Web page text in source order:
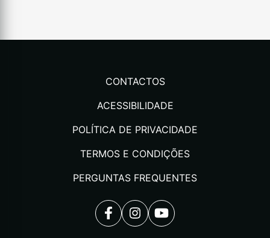
CONTACTOS
ACESSIBILIDADE
POLÍTICA DE PRIVACIDADE
TERMOS E CONDIÇÕES
PERGUNTAS FREQUENTES